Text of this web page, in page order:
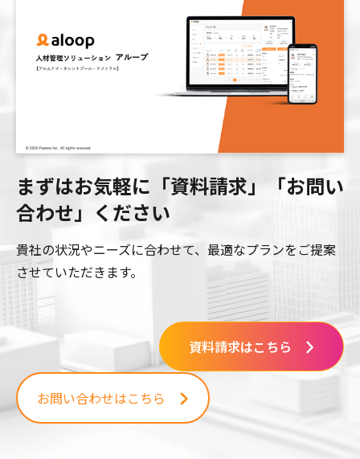
まずはお気軽に「資料請求」「お問い
合わせ」 ください
貴社の状況やニーズに合わせて、最適なプランをご提案
させていただきます。
資料請求はこちら
お問い合わせはこちら